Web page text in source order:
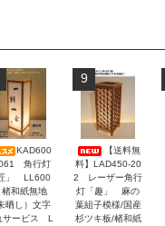
KAD600
角行灯
匠」 LL600
楮和紙無地
晒し）文字
サービス L
9
【送料無
料】LAD450-20
2 レーザー角行
灯「趣」 麻の
葉組子模様/国産
杉ツキ板/楮和紙